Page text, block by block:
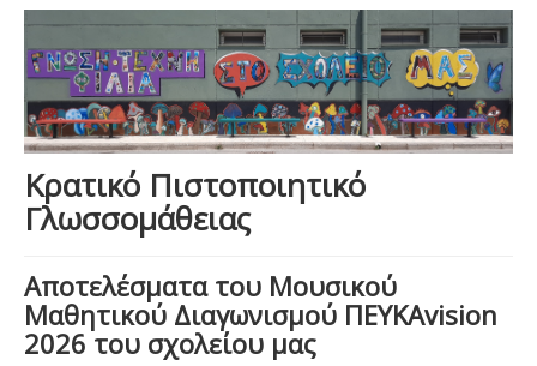
Κρατικό Πιστοποιητικό
Γλωσσομάθειας
Αποτελέσματα του Μουσικού
Μαθητικού Διαγωνισμού ΠΕΥΚΑvision
2026 του σχολείου μας